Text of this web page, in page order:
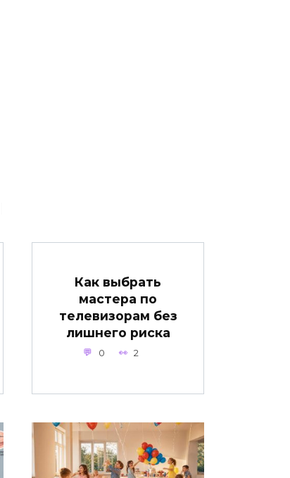
Как выбрать
мастера по
телевизорам без
лишнего риска
0 2